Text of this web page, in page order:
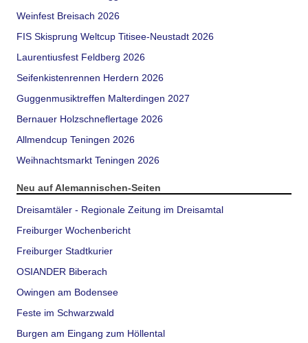
Weinfest Breisach 2026
FIS Skisprung Weltcup Titisee-Neustadt 2026
Laurentiusfest Feldberg 2026
Seifenkistenrennen Herdern 2026
Guggenmusiktreffen Malterdingen 2027
Bernauer Holzschneflertage 2026
Allmendcup Teningen 2026
Weihnachtsmarkt Teningen 2026
Neu auf Alemannischen-Seiten
Dreisamtäler - Regionale Zeitung im Dreisamtal
Freiburger Wochenbericht
Freiburger Stadtkurier
OSIANDER Biberach
Owingen am Bodensee
Feste im Schwarzwald
Burgen am Eingang zum Höllental